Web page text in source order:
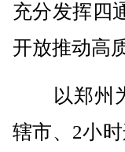
充分发挥四
开放推动高
以郑州为
辖市、2小